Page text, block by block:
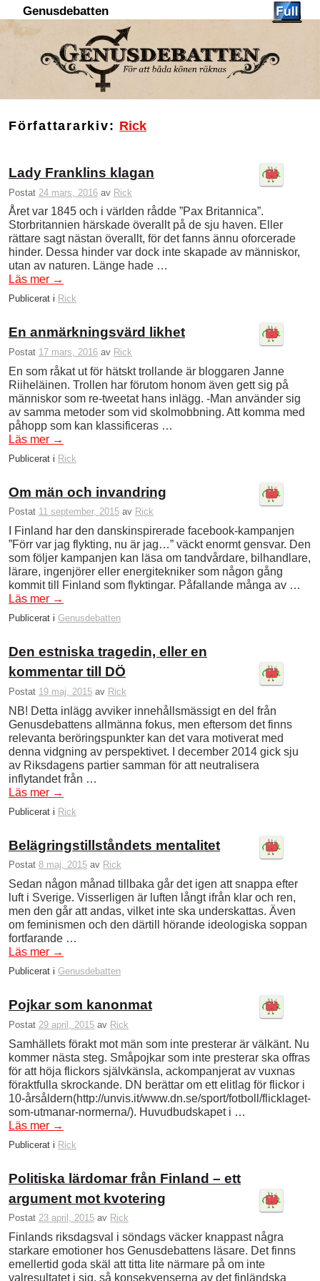
Genusdebatten
Författararkiv: Rick
Lady Franklins klagan
Postat 24 mars, 2016 av Rick
Året var 1845 och i världen rådde ”Pax Britannica”.
Storbritannien härskade överallt på de sju haven. Eller
rättare sagt nästan överallt, för det fanns ännu oforcerade
hinder. Dessa hinder var dock inte skapade av människor,
utan av naturen. Länge hade …
Läs mer →
Publicerat i Rick
En anmärkningsvärd likhet
Postat 17 mars, 2016 av Rick
En som råkat ut för hätskt trollande är bloggaren Janne
Riiheläinen. Trollen har förutom honom även gett sig på
människor som re-tweetat hans inlägg. -Man använder sig
av samma metoder som vid skolmobbning. Att komma med
påhopp som kan klassificeras …
Läs mer →
Publicerat i Rick
Om män och invandring
Postat 11 september, 2015 av Rick
I Finland har den danskinspirerade facebook-kampanjen
”Förr var jag flykting, nu är jag…” väckt enormt gensvar. Den
som följer kampanjen kan läsa om tandvårdare, bilhandlare,
lärare, ingenjörer eller energitekniker som någon gång
kommit till Finland som flyktingar. Påfallande många av …
Läs mer →
Publicerat i Genusdebatten
Den estniska tragedin, eller en
kommentar till DÖ
Postat 19 maj, 2015 av Rick
NB! Detta inlägg avviker innehållsmässigt en del från
Genusdebattens allmänna fokus, men eftersom det finns
relevanta beröringspunkter kan det vara motiverat med
denna vidgning av perspektivet. I december 2014 gick sju
av Riksdagens partier samman för att neutralisera
inflytandet från …
Läs mer →
Publicerat i Rick
Belägringstillståndets mentalitet
Postat 8 maj, 2015 av Rick
Sedan någon månad tillbaka går det igen att snappa efter
luft i Sverige. Visserligen är luften långt ifrån klar och ren,
men den går att andas, vilket inte ska underskattas. Även
om feminismen och den därtill hörande ideologiska soppan
fortfarande …
Läs mer →
Publicerat i Genusdebatten
Pojkar som kanonmat
Postat 29 april, 2015 av Rick
Samhällets förakt mot män som inte presterar är välkänt. Nu
kommer nästa steg. Småpojkar som inte presterar ska offras
för att höja flickors självkänsla, ackompanjerat av vuxnas
föraktfulla skrockande. DN berättar om ett elitlag för flickor i
10-årsåldern(http://unvis.it/www.dn.se/sport/fotboll/flicklaget-
som-utmanar-normerna/). Huvudbudskapet i …
Läs mer →
Publicerat i Rick
Politiska lärdomar från Finland – ett
argument mot kvotering
Postat 23 april, 2015 av Rick
Finlands riksdagsval i söndags väcker knappast några
starkare emotioner hos Genusdebattens läsare. Det finns
emellertid goda skäl att titta lite närmare på om inte
valresultatet i sig, så konsekvenserna av det finländska